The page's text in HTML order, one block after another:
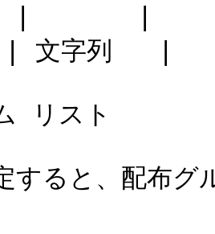
|       |
文字列   |
リスト
ると、配布グ